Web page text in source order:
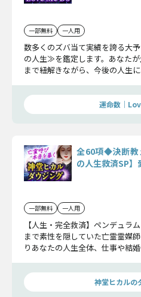
一部無料 一人用
数多くのズバ当て実績を誇る大
の人生≫を鑑定します。あなた
まで紐解きながら、今後の人生
運命数｜
全60項◆決断教
の人生救済SP】
一部無料 一人用
【人生・完全救済】ペンデュラ
まで素性を隠していた亡霊霊媒
りあなたの人生全体、仕事や結
神堂ヒカルの